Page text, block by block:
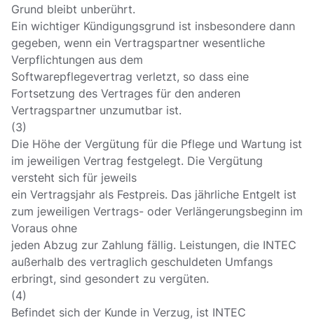
Grund bleibt unberührt.
Ein wichtiger Kündigungsgrund ist insbesondere dann
gegeben, wenn ein Vertragspartner wesentliche
Verpflichtungen aus dem
Softwarepflegevertrag verletzt, so dass eine
Fortsetzung des Vertrages für den anderen
Vertragspartner unzumutbar ist.
(3)
Die Höhe der Vergütung für die Pflege und Wartung ist
im jeweiligen Vertrag festgelegt. Die Vergütung
versteht sich für jeweils
ein Vertragsjahr als Festpreis. Das jährliche Entgelt ist
zum jeweiligen Vertrags- oder Verlängerungsbeginn im
Voraus ohne
jeden Abzug zur Zahlung fällig. Leistungen, die INTEC
außerhalb des vertraglich geschuldeten Umfangs
erbringt, sind gesondert zu vergüten.
(4)
Befindet sich der Kunde in Verzug, ist INTEC